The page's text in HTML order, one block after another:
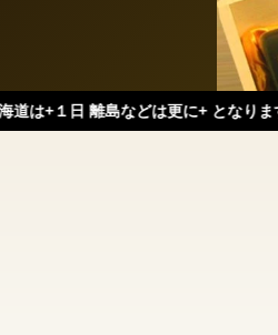
更に+ となります。）